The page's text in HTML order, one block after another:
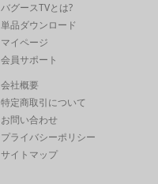
バグースTVとは?
単品ダウンロード
マイページ
会員サポート
会社概要
特定商取引について
お問い合わせ
プライバシーポリシー
サイトマップ